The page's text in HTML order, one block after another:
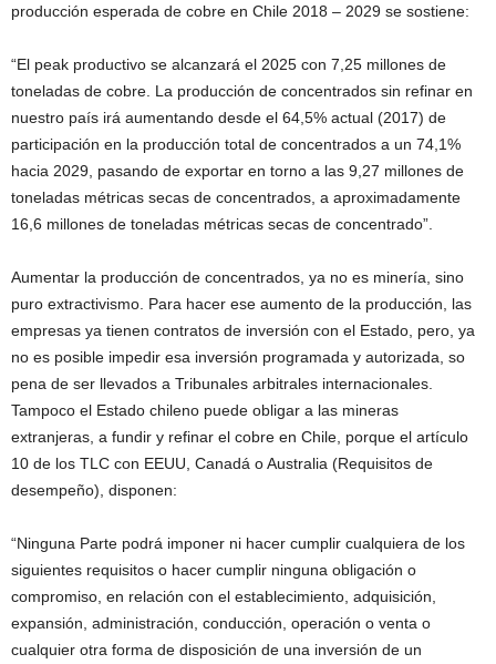
producción esperada de cobre en Chile 2018 – 2029 se sostiene:
“El peak productivo se alcanzará el 2025 con 7,25 millones de
toneladas de cobre. La producción de concentrados sin refinar en
nuestro país irá aumentando desde el 64,5% actual (2017) de
participación en la producción total de concentrados a un 74,1%
hacia 2029, pasando de exportar en torno a las 9,27 millones de
toneladas métricas secas de concentrados, a aproximadamente
16,6 millones de toneladas métricas secas de concentrado”.
Aumentar la producción de concentrados, ya no es minería, sino
puro extractivismo. Para hacer ese aumento de la producción, las
empresas ya tienen contratos de inversión con el Estado, pero, ya
no es posible impedir esa inversión programada y autorizada, so
pena de ser llevados a Tribunales arbitrales internacionales.
Tampoco el Estado chileno puede obligar a las mineras
extranjeras, a fundir y refinar el cobre en Chile, porque el artículo
10 de los TLC con EEUU, Canadá o Australia (Requisitos de
desempeño), disponen:
“Ninguna Parte podrá imponer ni hacer cumplir cualquiera de los
siguientes requisitos o hacer cumplir ninguna obligación o
compromiso, en relación con el establecimiento, adquisición,
expansión, administración, conducción, operación o venta o
cualquier otra forma de disposición de una inversión de un